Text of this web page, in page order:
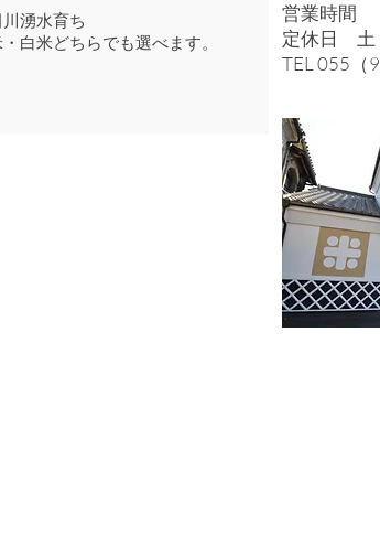
湧水育ち
白米どちらでも選べます。
営業時間
定休日 土
​TEL 055（